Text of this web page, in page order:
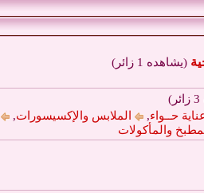
(يشاهده 1 زائر)
حــواء, الملابس والإكسيسورات,
والمأكولات